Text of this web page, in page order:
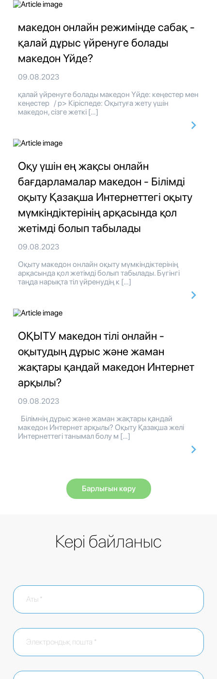
македон онлайн режимінде сабақ -
қалай дұрыс үйренуге болады
македон Үйде?
09.08.2023
қалай үйренуге болады македон Үйде: кеңестер мен
кеңестер / p> Кіріспеде: Оқытуға жету үшін
македон, сізге жеткі […]
Оқу үшін ең жақсы онлайн
бағдарламалар македон - Білімді
оқыту Қазақша Интернеттегі оқыту
мүмкіндіктерінің арқасында қол
жетімді болып табылады
09.08.2023
Оқыту македон онлайн оқыту мүмкіндіктерінің
арқасында қол жетімді болып табылады. Бүгінгі
таңда нарықта тіл үйренудің к […]
ОҚЫТУ македон тілі онлайн -
оқытудың дұрыс және жаман
жақтары қандай македон Интернет
арқылы?
09.08.2023
Білімнің дұрыс және жаман жақтары қандай
македон Интернет арқылы? Оқыту Қазақша желі
Интернеттегі танымал болу м […]
Барлығын көру
Кері байланыс